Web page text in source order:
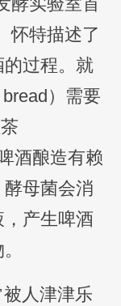
怀特描述了
过程。就
）需要
酒酿造有赖
母菌会消
产生啤酒
人津津乐